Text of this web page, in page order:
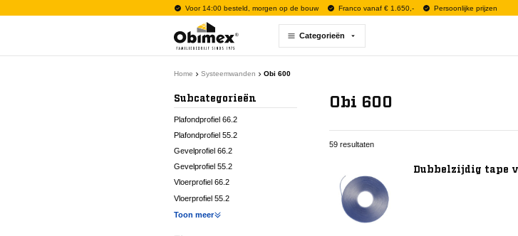
Voor 14:00 besteld, morgen op de bouw Franco vanaf € 1.650,- Persoonlijke prijzen
Categorieën
Home Systeemwanden Obi 600
Subcategorieën
Plafondprofiel 66.2
Plafondprofiel 55.2
Gevelprofiel 66.2
Gevelprofiel 55.2
Vloerprofiel 66.2
Vloerprofiel 55.2
Toon meer
Obi 600
59 resultaten
Dubbelzijdig tape